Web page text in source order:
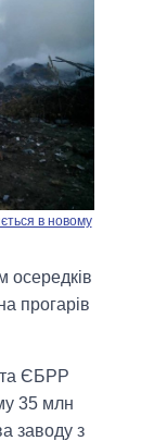
в новому
осередків
прогарів
та ЄБРР
35 млн
заводу з